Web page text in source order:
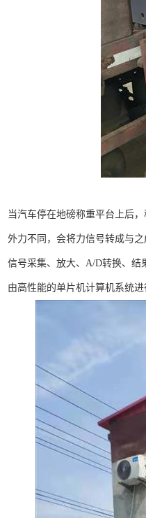
当汽车停在地磅称重平台上后
外力不同，会将力信号转成与
信号采集、放大、A/D转换、结
由高性能的单片机计算机系统